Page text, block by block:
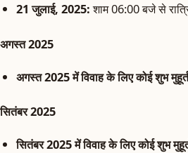
21 जुलाई, 2025:शाम 06:00 बजे से
अगस्त 2025
अगस्त 2025 में विवाह के लिए कोई शुभ
सितंबर 2025
सितंबर 2025 में विवाह के लिए कोई शुभ